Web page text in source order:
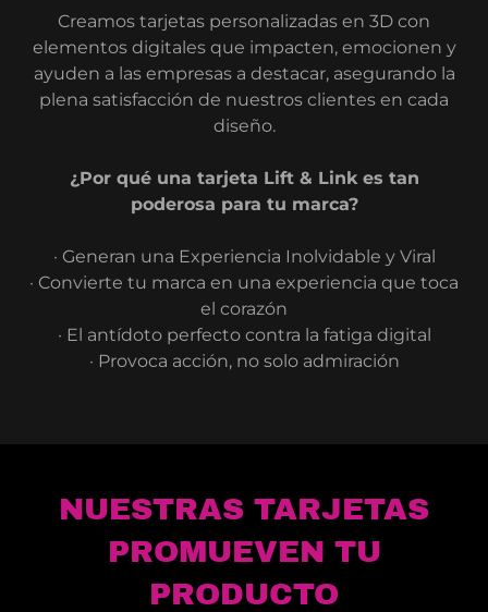
Creamos tarjetas personalizadas en 3D con
elementos digitales que impacten, emocionen y
ayuden a las empresas a destacar, asegurando la
plena satisfacción de nuestros clientes en cada
diseño.
¿Por qué una tarjeta Lift & Link es tan
poderosa para tu marca?
· Generan una Experiencia Inolvidable y Viral
· Convierte tu marca en una experiencia que toca
el corazón
· El antídoto perfecto contra la fatiga digital
· Provoca acción, no solo admiración
NUESTRAS TARJETAS
PROMUEVEN TU
PRODUCTO